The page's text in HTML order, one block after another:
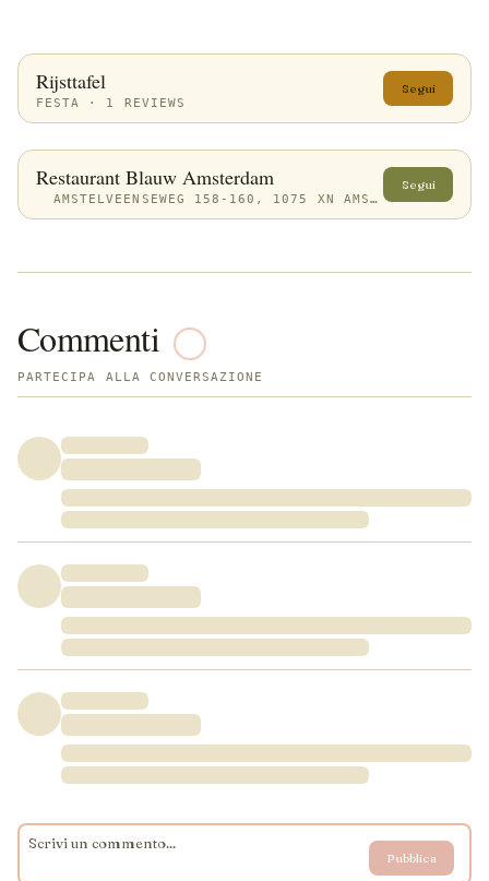
Rijsttafel
FESTA · 1 REVIEWS
Segui
Restaurant Blauw Amsterdam
AMSTELVEENSEWEG 158-160, 1075 XN AMSTERDAM, NETHERLANDS
Segui
Commenti
PARTECIPA ALLA CONVERSAZIONE
Pubblica